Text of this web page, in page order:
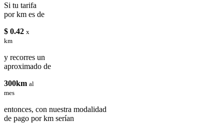
Si tu tarifa
por km es de
$ 0.42 x
km
y recorres un
aproximado de
300km al
mes
entonces, con nuestra modalidad
de pago por km serían